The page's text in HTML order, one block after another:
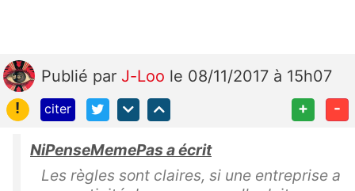
Publié par J-Loo le 08/11/2017 à 15h07
!
citer + -
NiPenseMemePas a écrit
Les règles sont claires, si une entreprise a